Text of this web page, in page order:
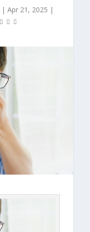
| Apr 21, 2025 |